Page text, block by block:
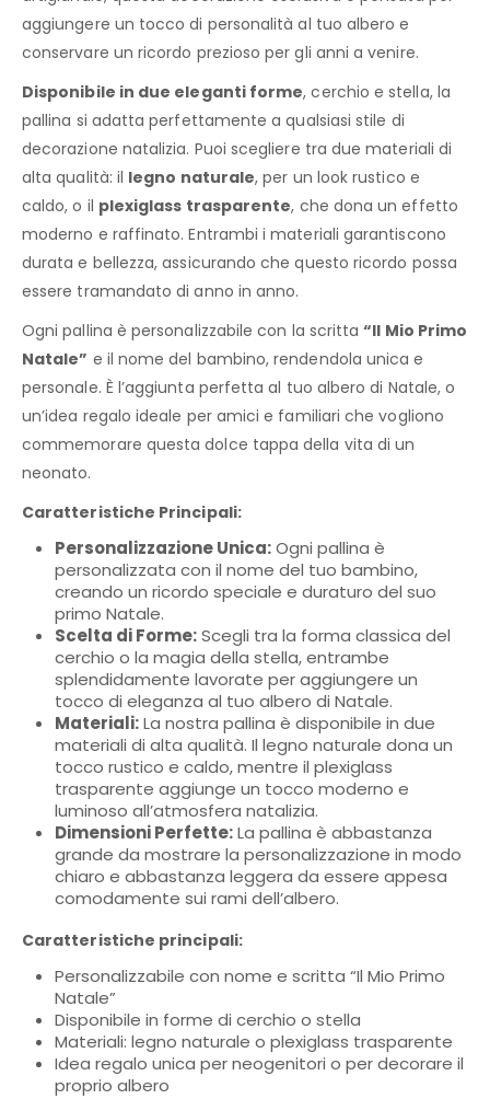
aggiungere un tocco di personalità al tuo albero e
conservare un ricordo prezioso per gli anni a venire.
Disponibile in due eleganti forme, cerchio e stella, la
pallina si adatta perfettamente a qualsiasi stile di
decorazione natalizia. Puoi scegliere tra due materiali di
alta qualità: il legno naturale, per un look rustico e
caldo, o il plexiglass trasparente, che dona un effetto
moderno e raffinato. Entrambi i materiali garantiscono
durata e bellezza, assicurando che questo ricordo possa
essere tramandato di anno in anno.
Ogni pallina è personalizzabile con la scritta“Il Mio Primo
Natale” e il nome del bambino, rendendola unica e
personale. È l’aggiunta perfetta al tuo albero di Natale, o
un’idea regalo ideale per amici e familiari che vogliono
commemorare questa dolce tappa della vita di un
neonato.
Caratteristiche Principali:
Personalizzazione Unica:Ogni pallina è
personalizzata con il nome del tuo bambino,
creando un ricordo speciale e duraturo del suo
primo Natale.
Scelta di Forme:Scegli tra la forma classica del
cerchio o la magia della stella, entrambe
splendidamente lavorate per aggiungere un
tocco di eleganza al tuo albero di Natale.
Materiali:La nostra pallina è disponibile in due
materiali di alta qualità. Il legno naturale dona un
tocco rustico e caldo, mentre il plexiglass
trasparente aggiunge un tocco moderno e
luminoso all’atmosfera natalizia.
Dimensioni Perfette:La pallina è abbastanza
grande da mostrare la personalizzazione in modo
chiaro e abbastanza leggera da essere appesa
comodamente sui rami dell’albero.
Caratteristiche principali:
Personalizzabile con nome e scritta “Il Mio Primo
Natale”
Disponibile in forme di cerchio o stella
Materiali: legno naturale o plexiglass trasparente
Idea regalo unica per neogenitori o per decorare il
proprio albero